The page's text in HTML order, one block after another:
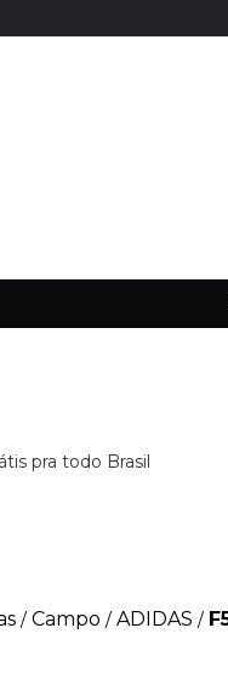
pra todo Brasil
/ Campo / ADIDAS /